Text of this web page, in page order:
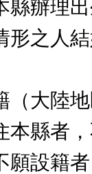
縣辦理
形之人
（大陸
本縣者
願設籍